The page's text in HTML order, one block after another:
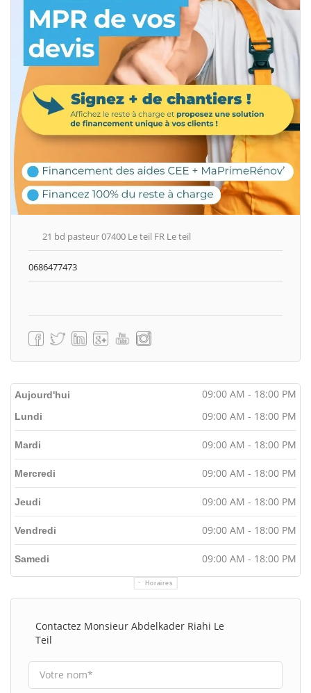
21 bd pasteur 07400 Le teil FR Le teil
0686477473
Aujourd'hui 09:00 AM - 18:00 PM
Horaires
Lundi 09:00 AM - 18:00 PM
Mardi 09:00 AM - 18:00 PM
Mercredi 09:00 AM - 18:00 PM
Jeudi 09:00 AM - 18:00 PM
Vendredi 09:00 AM - 18:00 PM
Samedi 09:00 AM - 18:00 PM
Contactez Monsieur Abdelkader Riahi Le
Teil